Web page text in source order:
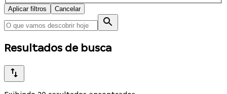
Aplicar filtros Cancelar
Resultados de busca